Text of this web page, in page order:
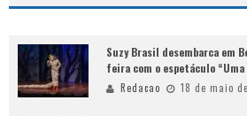
Suzy Brasil desembarca em
feira com o espetáculo
Redacao 18 de maio